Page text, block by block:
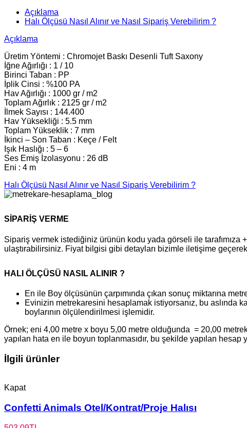
Açıklama
Halı Ölçüsü Nasıl Alınır ve Nasıl Sipariş Verebilirim ?
Açıklama
Üretim Yöntemi : Chromojet Baskı Desenli Tuft Saxony
İğne Ağırlığı : 1 / 10
Birinci Taban : PP
İplik Cinsi : %100 PA
Hav Ağırlığı : 1000 gr / m2
Toplam Ağırlık : 2125 gr / m2
İlmek Sayısı : 144.400
Hav Yüksekliği : 5.5 mm
Toplam Yükseklik : 7 mm
İkinci – Son Taban : Keçe / Felt
Işık Haslığı : 5 – 6
Ses Emiş İzolasyonu : 26 dB
Eni : 4 m
Halı Ölçüsü Nasıl Alınır ve Nasıl Sipariş Verebilirim ?
SİPARİŞ VERME
Sipariş vermek istediğiniz ürünün kodu yada görseli ile
ulaştırabilirsiniz. Fiyat bilgisi gibi detayları bizimle iletişime
HALI ÖLÇÜSÜ NASIL ALINIR ?
En ile Boy ölçüsünün çarpımında çıkan sonuç miktarına
Evinizin metrekaresini hesaplamak istiyorsanız, bu aslında
boylarının ölçülendirilmesi işlemidir.
Örnek; eni 4,00 metre x boyu 5,00 metre olduğunda = 20,00
yapılan hata en ile boyun toplanmasıdır, bu şekilde yapılan hesap
İlgili ürünler
Kapat
Confetti Animals Otel/Kontrat/Proje Halısı